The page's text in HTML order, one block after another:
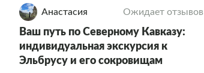
Анастасия Ожидает отзывов
Ваш путь по Северному Кавказу:
индивидуальная экскурсия к
Эльбрусу и его сокровищам